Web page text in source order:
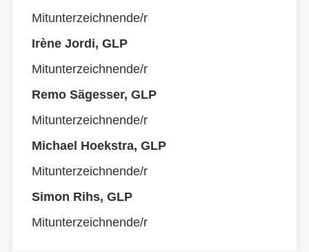
Mitunterzeichnende/r
Irène Jordi, GLP
Mitunterzeichnende/r
Remo Sägesser, GLP
Mitunterzeichnende/r
Michael Hoekstra, GLP
Mitunterzeichnende/r
Simon Rihs, GLP
Mitunterzeichnende/r